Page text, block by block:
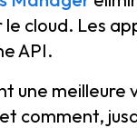
cloud. Les
API.
une meilleure
comment,